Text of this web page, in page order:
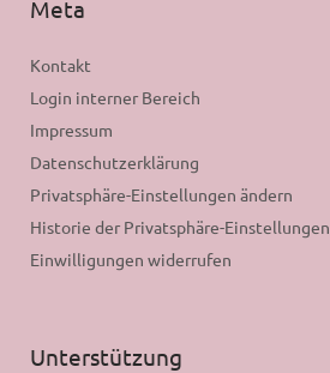
Meta
Kontakt
Login interner Bereich
Impressum
Datenschutzerklärung
Privatsphäre-Einstellungen ändern
Historie der Privatsphäre-Einstellungen
Einwilligungen widerrufen
Unterstützung